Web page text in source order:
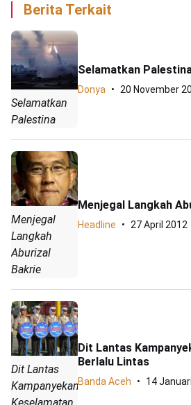
Berita Terkait
Selamatkan
Palestina
Selamatkan
Donya 20 November
Menjegal
Langkah
Aburizal
Bakrie
Menjegal Langkah
Headline 27 April 2012
Dit Lantas
Kampanyekan
Dit Lantas
Berlalu Lintas
Banda Aceh 14